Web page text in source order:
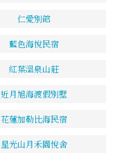
仁愛別館
藍色海悅民宿
紅葉溫泉山莊
近月旭海渡假別墅
花蓮加勒比海民宿
星光山月禾園悅舍